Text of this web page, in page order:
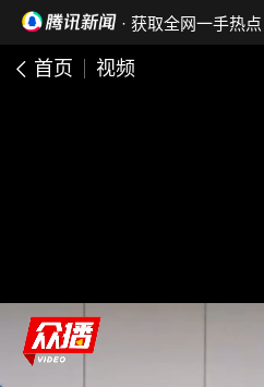
· 获取全网一手热点
首页 视频